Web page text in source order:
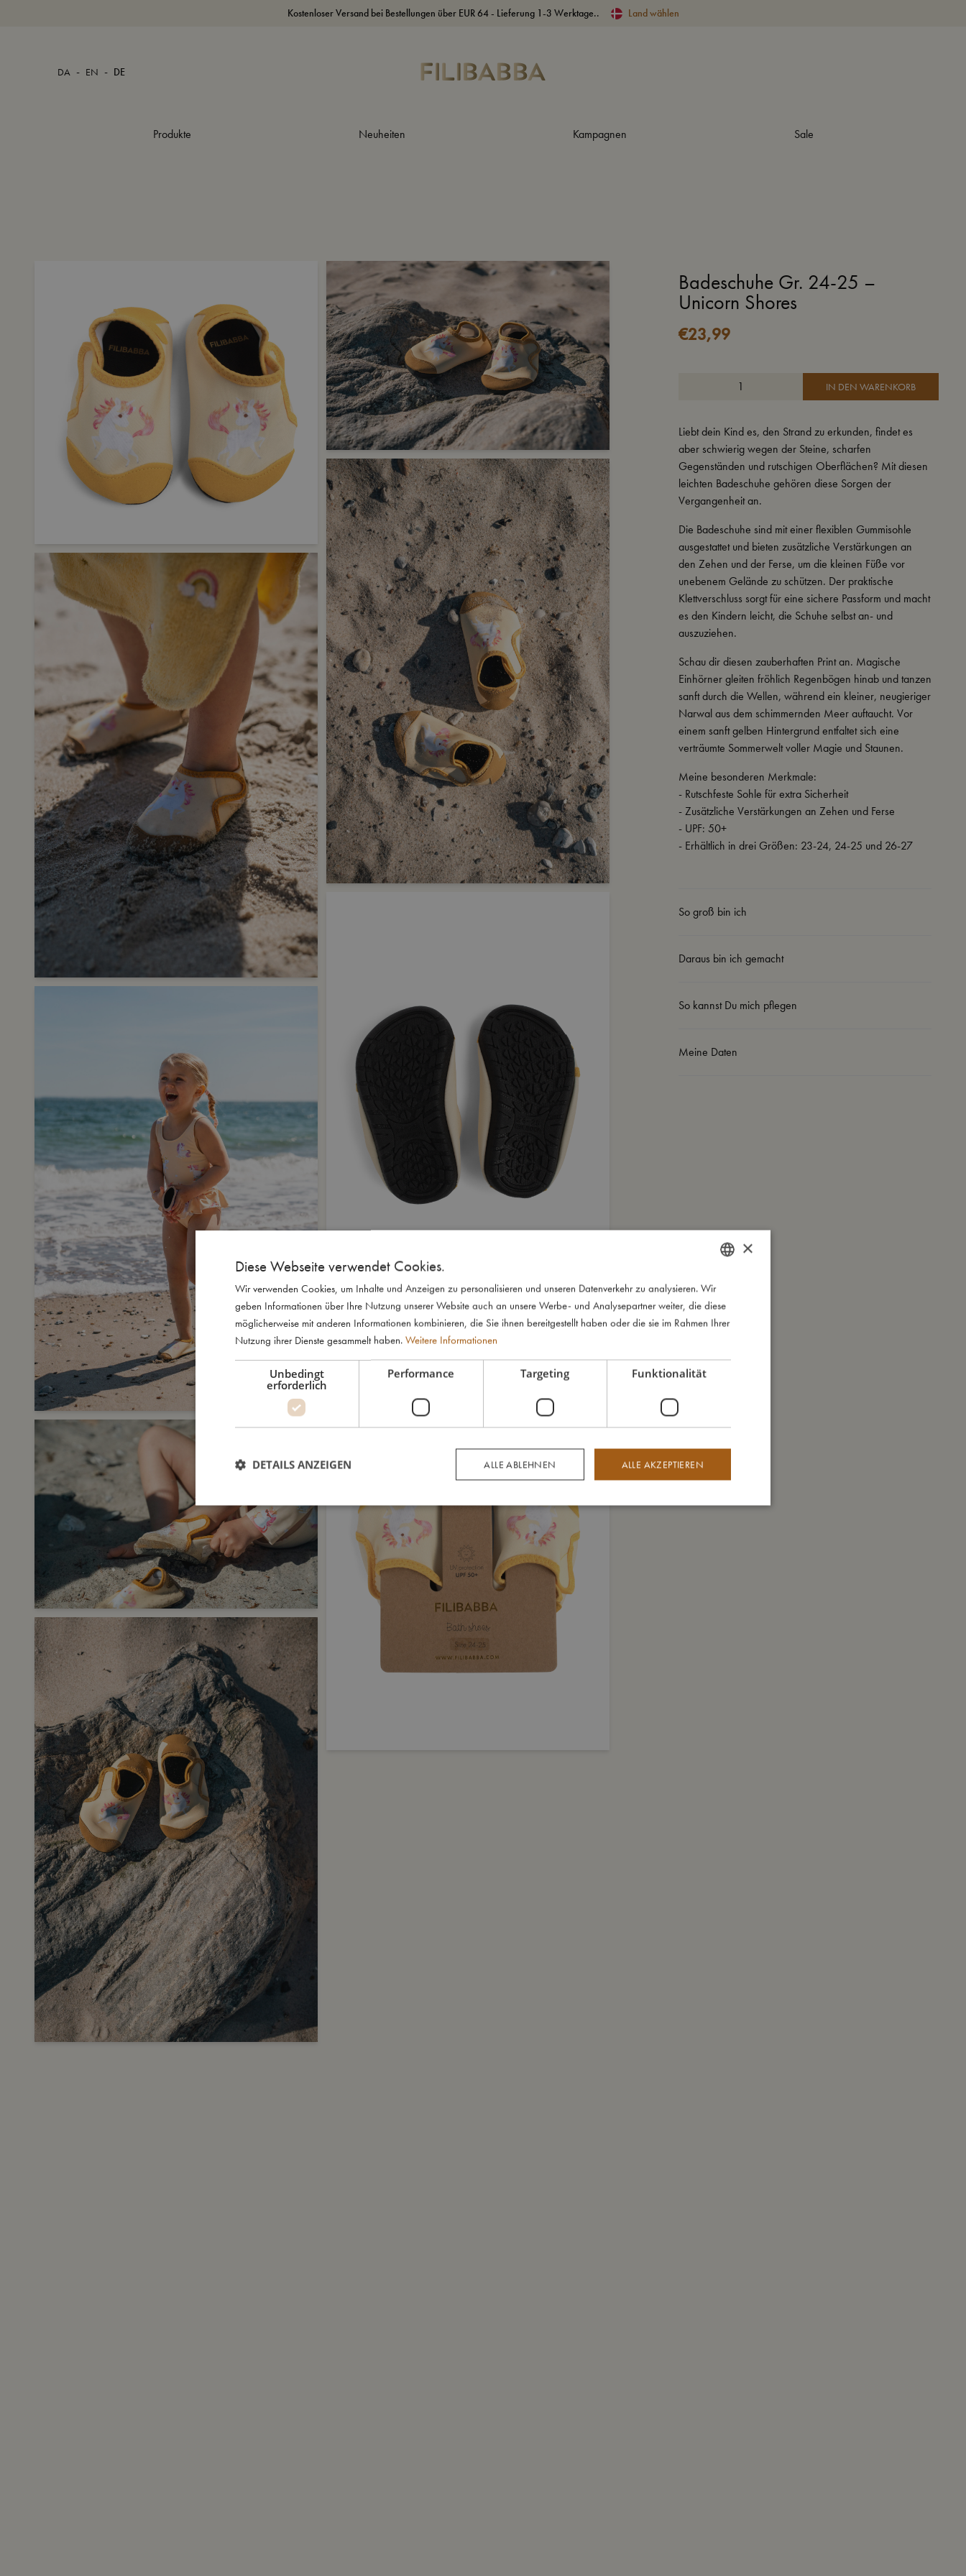
Kostenloser Versand bei Bestellungen über EUR 64 - Lieferung 1-3 Werktage.. Land wählen
DA - EN - DE
Produkte Neuheiten Kampagnen Sale
Badeschuhe Gr. 24-25 –
Unicorn Shores
€23,99
IN DEN WARENKORB
Liebt dein Kind es, den Strand zu erkunden, findet es
aber schwierig wegen der Steine, scharfen
Gegenständen und rutschigen Oberflächen? Mit diesen
leichten Badeschuhe gehören diese Sorgen der
Vergangenheit an.
Die Badeschuhe sind mit einer flexiblen Gummisohle
ausgestattet und bieten zusätzliche Verstärkungen an
den Zehen und der Ferse, um die kleinen Füße vor
unebenem Gelände zu schützen. Der praktische
Klettverschluss sorgt für eine sichere Passform und macht
es den Kindern leicht, die Schuhe selbst an- und
auszuziehen.
Schau dir diesen zauberhaften Print an. Magische
Einhörner gleiten fröhlich Regenbögen hinab und tanzen
sanft durch die Wellen, während ein kleiner, neugieriger
Narwal aus dem schimmernden Meer auftaucht. Vor
einem sanft gelben Hintergrund entfaltet sich eine
verträumte Sommerwelt voller Magie und Staunen.
Meine besonderen Merkmale:
- Rutschfeste Sohle für extra Sicherheit
- Zusätzliche Verstärkungen an Zehen und Ferse
- UPF: 50+
- Erhältlich in drei Größen: 23-24, 24-25 und 26-27
So groß bin ich
Daraus bin ich gemacht
So kannst Du mich pflegen
Meine Daten
DANISH
ENGLISH
×
Diese Webseite verwendet Cookies.
Wir verwenden Cookies, um Inhalte und Anzeigen zu personalisieren und unseren Datenverkehr zu analysieren. Wir
geben Informationen über Ihre Nutzung unserer Website auch an unsere Werbe- und Analysepartner weiter, die diese
möglicherweise mit anderen Informationen kombinieren, die Sie ihnen bereitgestellt haben oder die sie im Rahmen Ihrer
Nutzung ihrer Dienste gesammelt haben. Weitere Informationen
Unbedingt
erforderlich
Performance Targeting Funktionalität
ALLE AKZEPTIEREN
ALLE ABLEHNEN
DETAILS ANZEIGEN